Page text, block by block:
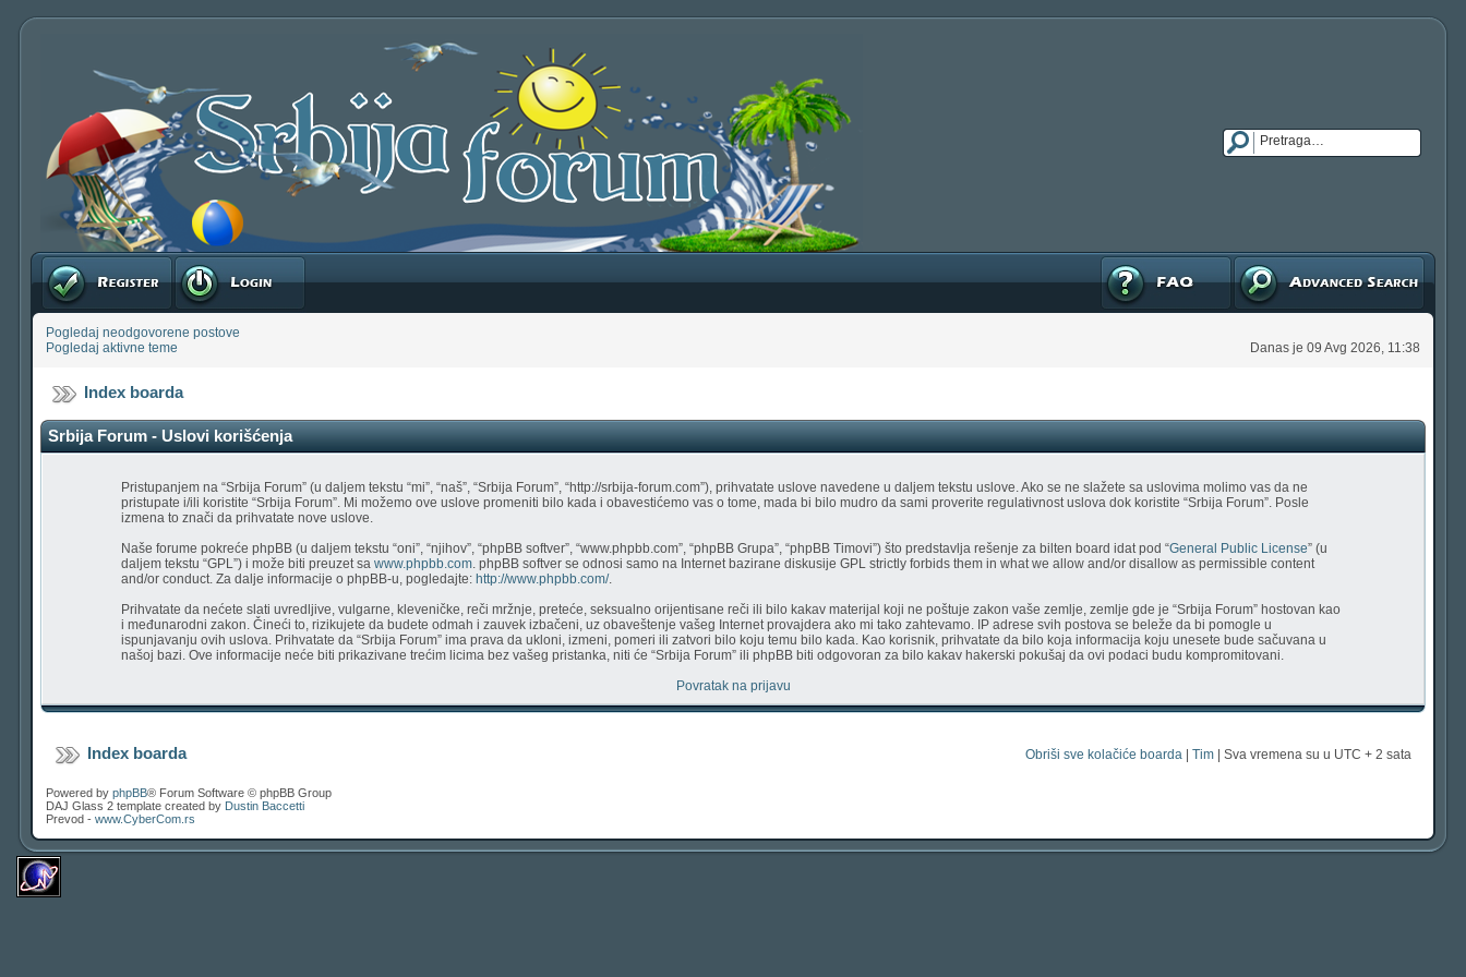
Registruj se Prijavite se Napredna pretraga
FAQ
Pogledaj neodgovorene postove
Pogledaj aktivne teme
Danas je 09 Avg 2026, 11:38
Index boarda
Srbija Forum - Uslovi korišćenja
Pristupanjem na “Srbija Forum” (u daljem tekstu “mi”, “naš”, “Srbija Forum”, “http://srbija-forum.com”), prihvatate uslove navedene u daljem tekstu uslove. Ako se ne slažete sa uslovima molimo vas da ne
pristupate i/ili koristite “Srbija Forum”. Mi možemo ove uslove promeniti bilo kada i obavestićemo vas o tome, mada bi bilo mudro da sami proverite regulativnost uslova dok koristite “Srbija Forum”. Posle
izmena to znači da prihvatate nove uslove.
Naše forume pokreće phpBB (u daljem tekstu “oni”, “njihov”, “phpBB softver”, “www.phpbb.com”, “phpBB Grupa”, “phpBB Timovi”) što predstavlja rešenje za bilten board idat pod “General Public License” (u
daljem tekstu “GPL”) i može biti preuzet sa www.phpbb.com. phpBB softver se odnosi samo na Internet bazirane diskusije GPL strictly forbids them in what we allow and/or disallow as permissible content
and/or conduct. Za dalje informacije o phpBB-u, pogledajte: http://www.phpbb.com/.
Prihvatate da nećete slati uvredljive, vulgarne, kleveničke, reči mržnje, preteće, seksualno orijentisane reči ili bilo kakav materijal koji ne poštuje zakon vaše zemlje, zemlje gde je “Srbija Forum” hostovan kao
i međunarodni zakon. Čineći to, rizikujete da budete odmah i zauvek izbačeni, uz obaveštenje vašeg Internet provajdera ako mi tako zahtevamo. IP adrese svih postova se beleže da bi pomogle u
ispunjavanju ovih uslova. Prihvatate da “Srbija Forum” ima prava da ukloni, izmeni, pomeri ili zatvori bilo koju temu bilo kada. Kao korisnik, prihvatate da bilo koja informacija koju unesete bude sačuvana u
našoj bazi. Ove informacije neće biti prikazivane trećim licima bez vašeg pristanka, niti će “Srbija Forum” ili phpBB biti odgovoran za bilo kakav hakerski pokušaj da ovi podaci budu kompromitovani.
Povratak na prijavu
Index boarda Obriši sve kolačiće boarda Tim | Sva vremena su u UTC + 2 sata
Powered by phpBB® Forum Software © phpBB Group
DAJ Glass 2 template created by Dustin Baccetti
Prevod - www.CyberCom.rs